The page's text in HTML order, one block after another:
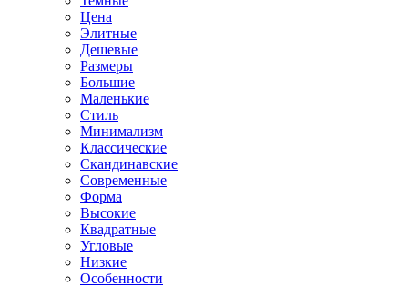
Цена
Элитные
Дешевые
Размеры
Большие
Маленькие
Стиль
Минимализм
Классические
Скандинавские
Современные
Форма
Высокие
Квадратные
Угловые
Низкие
Особенности